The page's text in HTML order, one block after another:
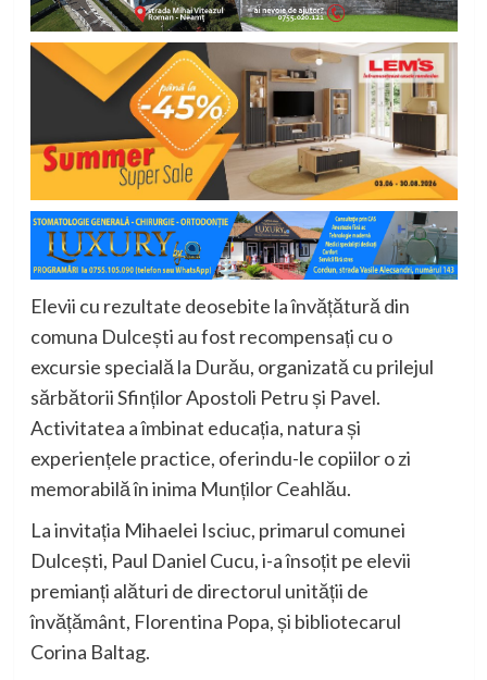
Elevii cu rezultate deosebite la învățătură din
comuna Dulcești au fost recompensați cu o
excursie specială la Durău, organizată cu prilejul
sărbătorii Sfinților Apostoli Petru și Pavel.
Activitatea a îmbinat educația, natura și
experiențele practice, oferindu-le copiilor o zi
memorabilă în inima Munților Ceahlău.
La invitația Mihaelei Isciuc, primarul comunei
Dulcești, Paul Daniel Cucu, i-a însoțit pe elevii
premianți alături de directorul unității de
învățământ, Florentina Popa, și bibliotecarul
Corina Baltag.